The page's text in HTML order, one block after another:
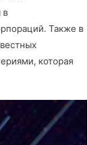
в
Также в
которая